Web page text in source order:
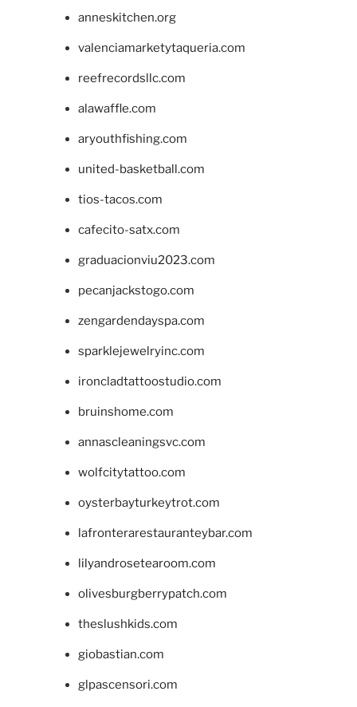
anneskitchen.org
valenciamarketytaqueria.com
reefrecordsllc.com
alawaffle.com
aryouthfishing.com
united-basketball.com
tios-tacos.com
cafecito-satx.com
graduacionviu2023.com
pecanjackstogo.com
zengardendayspa.com
sparklejewelryinc.com
ironcladtattoostudio.com
bruinshome.com
annascleaningsvc.com
wolfcitytattoo.com
oysterbayturkeytrot.com
lafronterarestauranteybar.com
lilyandrosetearoom.com
olivesburgberrypatch.com
theslushkids.com
giobastian.com
glpascensori.com